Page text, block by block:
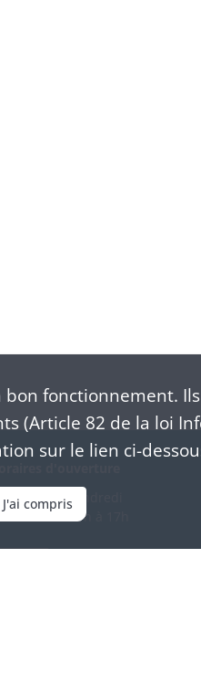
mardi au vendredi
continu de 9h à 17h
fonctionnement.
(Article 82 de la loi
sur le lien ci-
J'ai compris